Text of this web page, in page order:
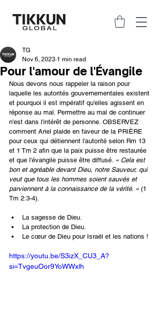
Pour l'amour de l'Évangile
TG
Nov 6, 2023 1 min read
Nous devons nous rappeler la raison pour
laquelle les autorités gouvernementales existent
et pourquoi il est impératif qu'elles agissent en
réponse au mal. Permettre au mal de continuer
n'est dans l'intérêt de personne. OBSERVEZ
comment Ariel plaide en faveur de la PRIÈRE
pour ceux qui détiennent l'autorité selon Rm 13
et 1 Tm 2 afin que la paix puisse être restaurée
et que l'évangile puisse être diffusé. « Cela est
bon et agréable devant Dieu, notre Sauveur, qui
veut que tous les hommes soient sauvés et
parviennent à la connaissance de la vérité. » (1
Tm 2:3-4).
La sagesse de Dieu.
La protection de Dieu.
Le cœur de Dieu pour Israël et les nations !
https://youtu.be/S3izX_CU3_A?
si=TvgeuOor9YoWWxlh